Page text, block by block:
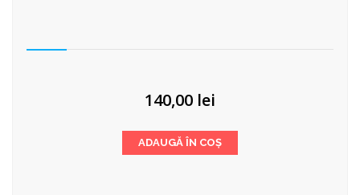
140,00 lei
ADAUGĂ ÎN COȘ